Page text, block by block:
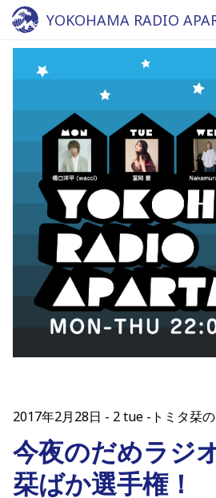
YOKOHAMA RADIO
yokohama 84.7
2017年2月28日 2 tue -トミタ栞
今夜のだめラジ
栞ばか選手権！